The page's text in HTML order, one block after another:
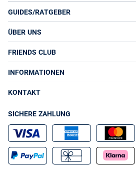
GUIDES/RATGEBER
ÜBER UNS
FRIENDS CLUB
INFORMATIONEN
KONTAKT
SICHERE ZAHLUNG